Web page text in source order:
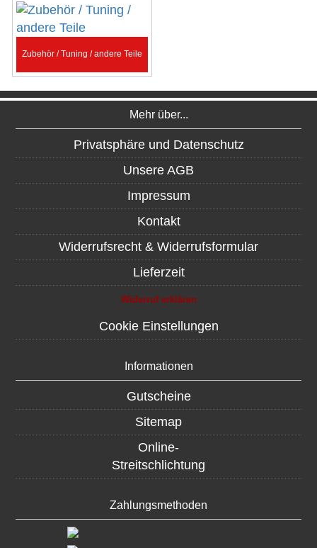
Zubehör / Tuning / andere Teile
Mehr über...
Privatsphäre und Datenschutz
Unsere AGB
Impressum
Kontakt
Widerrufsrecht & Widerrufsformular
Lieferzeit
Widerruf erklären
Cookie Einstellungen
Informationen
Gutscheine
Sitemap
Online-
Streitschlichtung
Zahlungsmethoden